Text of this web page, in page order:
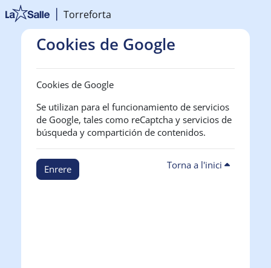
Ves al contingut principal
Torreforta
Cookies de Google
Cookies de Google
Se utilizan para el funcionamiento de servicios
de Google, tales como reCaptcha y servicios de
búsqueda y compartición de contenidos.
Enrere Torna a l'inici